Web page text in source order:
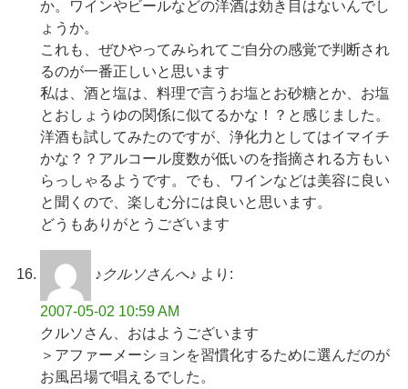
か。ワインやビールなどの洋酒は効き目はないんでし
ょうか。
これも、ぜひやってみられてご自分の感覚で判断され
るのが一番正しいと思います
私は、酒と塩は、料理で言うお塩とお砂糖とか、お塩
とおしょうゆの関係に似てるかな！？と感じました。
洋酒も試してみたのですが、浄化力としてはイマイチ
かな？？アルコール度数が低いのを指摘される方もい
らっしゃるようです。でも、ワインなどは美容に良い
と聞くので、楽しむ分には良いと思います。
どうもありがとうございます
♪クルソさんへ♪ より:
2007-05-02 10:59 AM
クルソさん、おはようございます
＞アファーメーションを習慣化するために選んだのが
お風呂場で唱えるでした。